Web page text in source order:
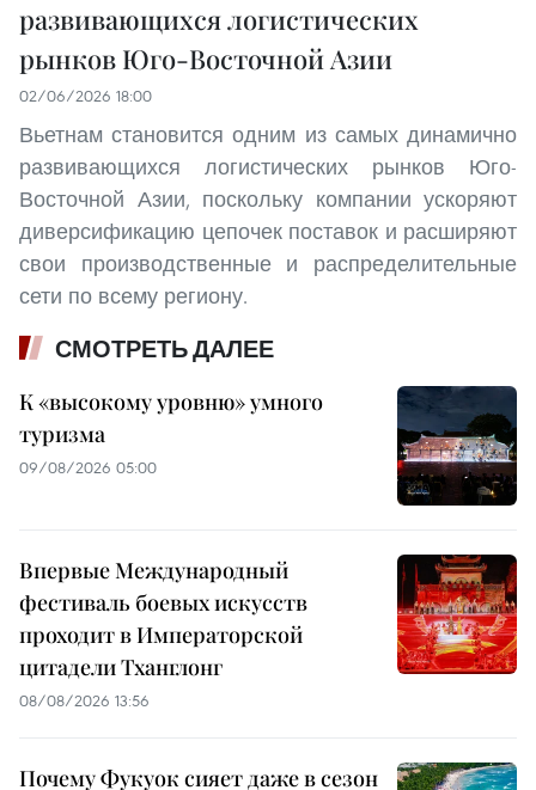
развивающихся логистических
рынков Юго-Восточной Азии
02/06/2026 18:00
Вьетнам становится одним из самых динамично
развивающихся логистических рынков Юго-
Восточной Азии, поскольку компании ускоряют
диверсификацию цепочек поставок и расширяют
свои производственные и распределительные
сети по всему региону.
СМОТРЕТЬ ДАЛЕЕ
К «высокому уровню» умного
туризма
09/08/2026 05:00
Впервые Международный
фестиваль боевых искусств
проходит в Императорской
цитадели Тханглонг
08/08/2026 13:56
Почему Фукуок сияет даже в сезон